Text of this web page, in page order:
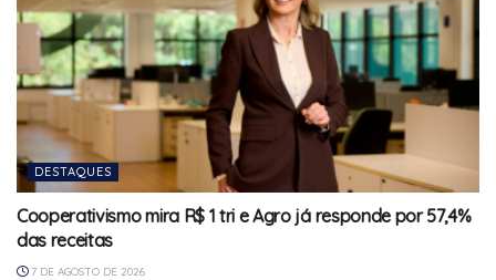
DESTAQUES
Cooperativismo mira R$ 1 tri e Agro já responde por 57,4%
das receitas
7 DE AGOSTO DE 2026